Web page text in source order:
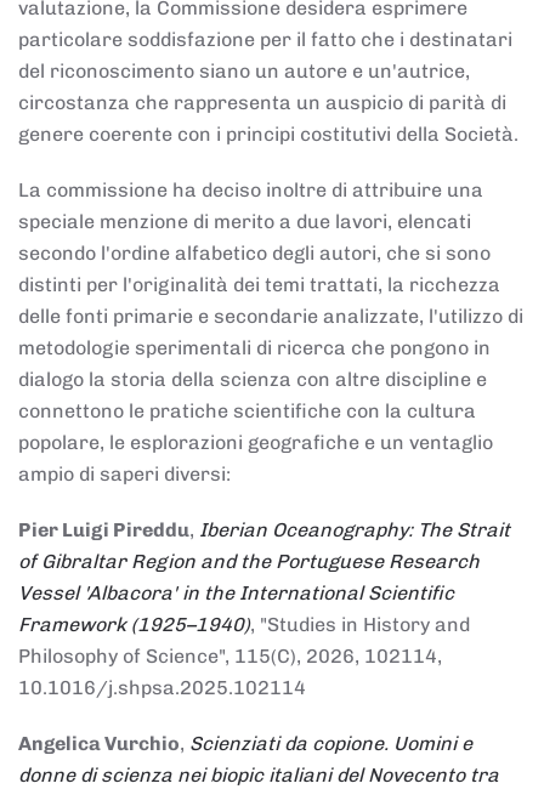
valutazione, la Commissione desidera esprimere
particolare soddisfazione per il fatto che i destinatari
del riconoscimento siano un autore e un'autrice,
circostanza che rappresenta un auspicio di parità di
genere coerente con i principi costitutivi della Società.
La commissione ha deciso inoltre di attribuire una
speciale menzione di merito a due lavori, elencati
secondo l'ordine alfabetico degli autori, che si sono
distinti per l'originalità dei temi trattati, la ricchezza
delle fonti primarie e secondarie analizzate, l'utilizzo di
metodologie sperimentali di ricerca che pongono in
dialogo la storia della scienza con altre discipline e
connettono le pratiche scientifiche con la cultura
popolare, le esplorazioni geografiche e un ventaglio
ampio di saperi diversi:
Pier Luigi Pireddu, Iberian Oceanography: The Strait
of Gibraltar Region and the Portuguese Research
Vessel 'Albacora' in the International Scientific
Framework (1925–1940), "Studies in History and
Philosophy of Science", 115(C), 2026, 102114,
10.1016/j.shpsa.2025.102114
Angelica Vurchio, Scienziati da copione. Uomini e
donne di scienza nei biopic italiani del Novecento tra